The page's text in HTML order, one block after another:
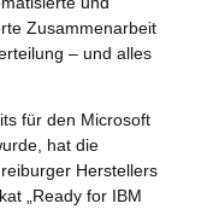
Zusammenarbeit
– und alles
für den Microsoft
hat die
Herstellers
„Ready for IBM